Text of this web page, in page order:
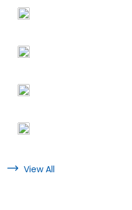
View All